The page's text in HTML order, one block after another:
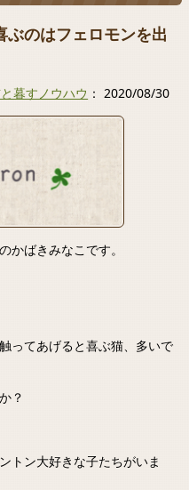
のはフェロモンを出
暮すノウハウ ： 2020/08/30
かばきみなこです。
ってあげると喜ぶ猫、多いで
？
トン大好きな子たちがいま